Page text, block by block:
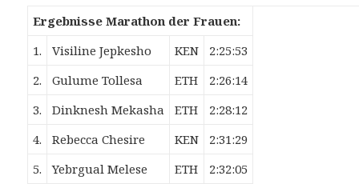
Ergebnisse Marathon der Frauen:
1.
Visiline Jepkesho KEN
2:25:53
2.
Gulume Tollesa ETH
2:26:14
3.
Dinknesh Mekasha ETH
2:28:12
4.
Rebecca Chesire KEN
2:31:29
5.
Yebrgual Melese ETH
2:32:05